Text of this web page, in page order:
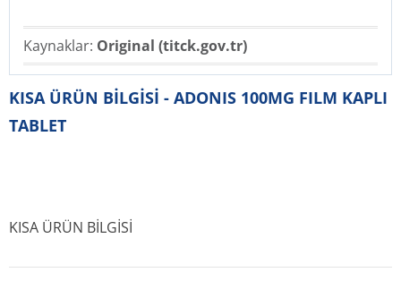
Kaynaklar: Original (titck.gov.tr)
KISA ÜRÜN BİLGİSİ - ADONIS 100MG FILM KAPLI
TABLET
KISA ÜRÜN BİLGİSİ